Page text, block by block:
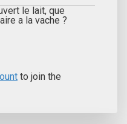
le lait, que
a la vache ?
to join the